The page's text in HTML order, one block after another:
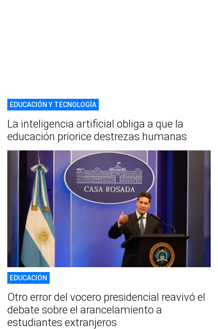
EDUCACIÓN Y TECNOLOGÍA
La inteligencia artificial obliga a que la
educación priorice destrezas humanas
EDUCACIÓN
Otro error del vocero presidencial reavivó el
debate sobre el arancelamiento a
estudiantes extranjeros